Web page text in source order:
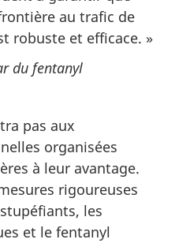
au trafic de
robuste et efficace. »
du fentanyl
pas aux
organisées
à leur avantage.
rigoureuses
les
et le fentanyl